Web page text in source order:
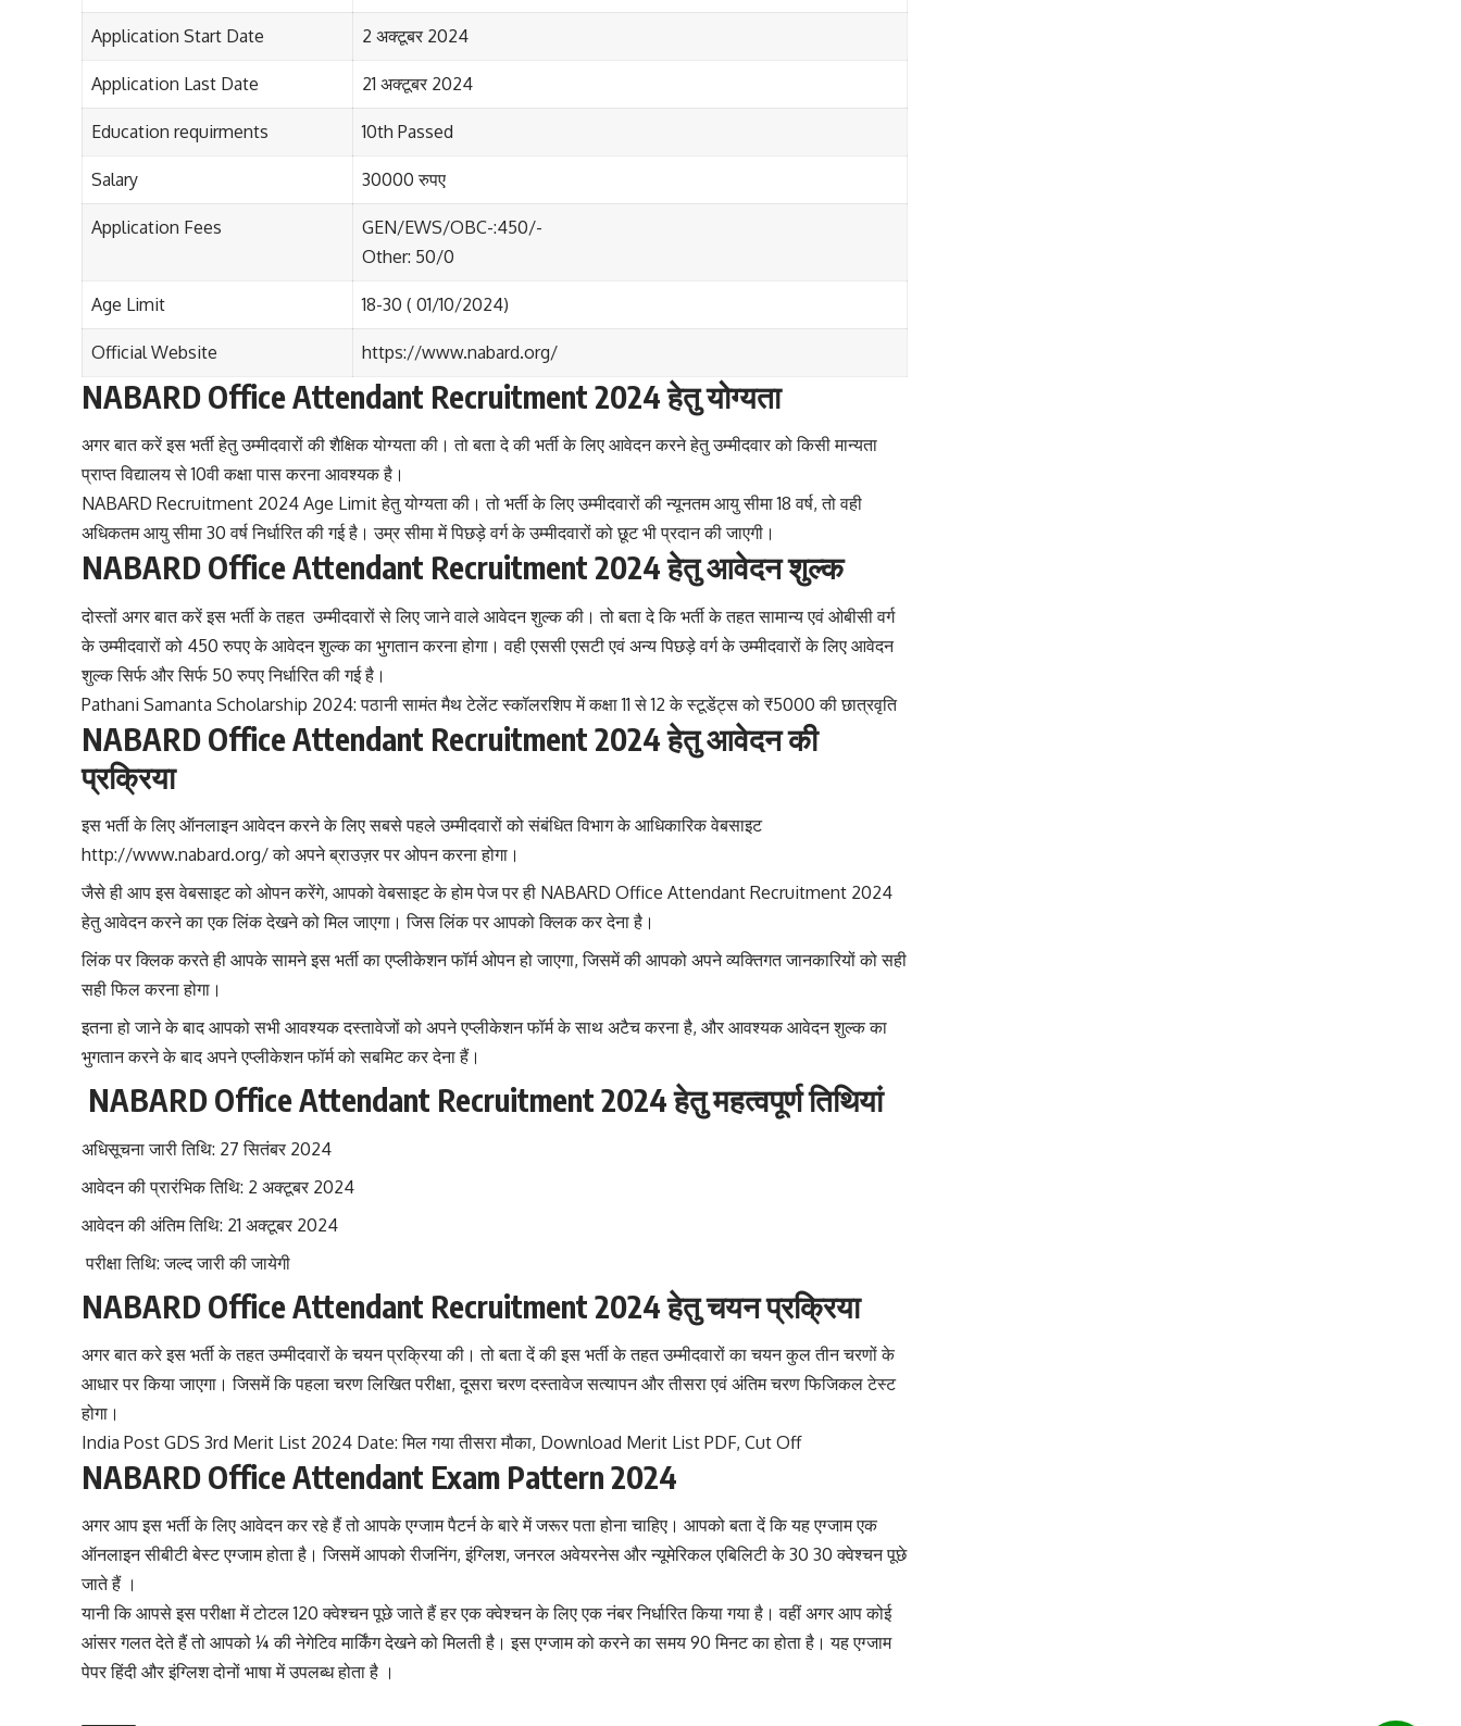
Application Start Date 2 अक्टूबर 2024
Application Last Date 21 अक्टूबर 2024
Education requirments 10th Passed
Salary 30000 रुपए
Application Fees
GEN/EWS/OBC-:450/-
Other: 50/0
Age Limit 18-30 ( 01/10/2024)
Official Website https://www.nabard.org/
NABARD Office Attendant Recruitment 2024 हेतु योग्यता
अगर बात करें इस भर्ती हेतु उम्मीदवारों की शैक्षिक योग्यता की। तो बता दे की भर्ती के लिए आवेदन करने हेतु उम्मीदवार को किसी मान्यता
प्राप्त विद्यालय से 10वी कक्षा पास करना आवश्यक है।
NABARD Recruitment 2024 Age Limit हेतु योग्यता की। तो भर्ती के लिए उम्मीदवारों की न्यूनतम आयु सीमा 18 वर्ष, तो वही
अधिकतम आयु सीमा 30 वर्ष निर्धारित की गई है। उम्र सीमा में पिछड़े वर्ग के उम्मीदवारों को छूट भी प्रदान की जाएगी।
NABARD Office Attendant Recruitment 2024 हेतु आवेदन शुल्क
दोस्तों अगर बात करें इस भर्ती के तहत उम्मीदवारों से लिए जाने वाले आवेदन शुल्क की। तो बता दे कि भर्ती के तहत सामान्य एवं ओबीसी वर्ग
के उम्मीदवारों को 450 रुपए के आवेदन शुल्क का भुगतान करना होगा। वही एससी एसटी एवं अन्य पिछड़े वर्ग के उम्मीदवारों के लिए आवेदन
शुल्क सिर्फ और सिर्फ 50 रुपए निर्धारित की गई है।
Pathani Samanta Scholarship 2024: पठानी सामंत मैथ टेलेंट स्कॉलरशिप में कक्षा 11 से 12 के स्टूडेंट्स को ₹5000 की छात्रवृति
NABARD Office Attendant Recruitment 2024 हेतु आवेदन की
प्रक्रिया
इस भर्ती के लिए ऑनलाइन आवेदन करने के लिए सबसे पहले उम्मीदवारों को संबंधित विभाग के आधिकारिक वेबसाइट
http://www.nabard.org/ को अपने ब्राउज़र पर ओपन करना होगा।
जैसे ही आप इस वेबसाइट को ओपन करेंगे, आपको वेबसाइट के होम पेज पर ही NABARD Office Attendant Recruitment 2024
हेतु आवेदन करने का एक लिंक देखने को मिल जाएगा। जिस लिंक पर आपको क्लिक कर देना है।
लिंक पर क्लिक करते ही आपके सामने इस भर्ती का एप्लीकेशन फॉर्म ओपन हो जाएगा, जिसमें की आपको अपने व्यक्तिगत जानकारियों को सही
सही फिल करना होगा।
इतना हो जाने के बाद आपको सभी आवश्यक दस्तावेजों को अपने एप्लीकेशन फॉर्म के साथ अटैच करना है, और आवश्यक आवेदन शुल्क का
भुगतान करने के बाद अपने एप्लीकेशन फॉर्म को सबमिट कर देना हैं।
NABARD Office Attendant Recruitment 2024 हेतु महत्वपूर्ण तिथियां
अधिसूचना जारी तिथि: 27 सितंबर 2024
आवेदन की प्रारंभिक तिथि: 2 अक्टूबर 2024
आवेदन की अंतिम तिथि: 21 अक्टूबर 2024
परीक्षा तिथि: जल्द जारी की जायेगी
NABARD Office Attendant Recruitment 2024 हेतु चयन प्रक्रिया
अगर बात करे इस भर्ती के तहत उम्मीदवारों के चयन प्रक्रिया की। तो बता दें की इस भर्ती के तहत उम्मीदवारों का चयन कुल तीन चरणों के
आधार पर किया जाएगा। जिसमें कि पहला चरण लिखित परीक्षा, दूसरा चरण दस्तावेज सत्यापन और तीसरा एवं अंतिम चरण फिजिकल टेस्ट
होगा।
India Post GDS 3rd Merit List 2024 Date: मिल गया तीसरा मौका, Download Merit List PDF, Cut Off
NABARD Office Attendant Exam Pattern 2024
अगर आप इस भर्ती के लिए आवेदन कर रहे हैं तो आपके एग्जाम पैटर्न के बारे में जरूर पता होना चाहिए। आपको बता दें कि यह एग्जाम एक
ऑनलाइन सीबीटी बेस्ट एग्जाम होता है। जिसमें आपको रीजनिंग, इंग्लिश, जनरल अवेयरनेस और न्यूमेरिकल एबिलिटी के 30 30 क्वेश्चन पूछे
जाते हैं ।
यानी कि आपसे इस परीक्षा में टोटल 120 क्वेश्चन पूछे जाते हैं हर एक क्वेश्चन के लिए एक नंबर निर्धारित किया गया है। वहीं अगर आप कोई
आंसर गलत देते हैं तो आपको ¼ की नेगेटिव मार्किंग देखने को मिलती है। इस एग्जाम को करने का समय 90 मिनट का होता है। यह एग्जाम
पेपर हिंदी और इंग्लिश दोनों भाषा में उपलब्ध होता है ।